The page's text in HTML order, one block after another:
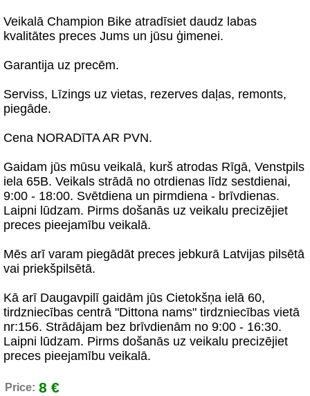
Veikalā Champion Bike atradīsiet daudz labas
kvalitātes preces Jums un jūsu ģimenei.
Garantija uz precēm.
Serviss, Līzings uz vietas, rezerves daļas, remonts,
piegāde.
Cena NORADīTA AR PVN.
Gaidam jūs mūsu veikalā, kurš atrodas Rīgā, Venstpils
iela 65B. Veikals strādā no otrdienas līdz sestdienai,
9:00 - 18:00. Svētdiena un pirmdiena - brīvdienas.
Laipni lūdzam. Pirms došanās uz veikalu precizējiet
preces pieejamību veikalā.
Mēs arī varam piegādāt preces jebkurā Latvijas pilsētā
vai priekšpilsētā.
Kā arī Daugavpilī gaidām jūs Cietokšņa ielā 60,
tirdzniecības centrā "Dittona nams" tirdzniecības vietā
nr:156. Strādājam bez brīvdienām no 9:00 - 16:30.
Laipni lūdzam. Pirms došanās uz veikalu precizējiet
preces pieejamību veikalā.
Price: 8 €